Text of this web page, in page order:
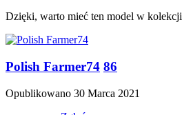
Dzięki, warto mieć ten model w kolekcji
Polish Farmer74 86
Opublikowano 30 Marca 2021